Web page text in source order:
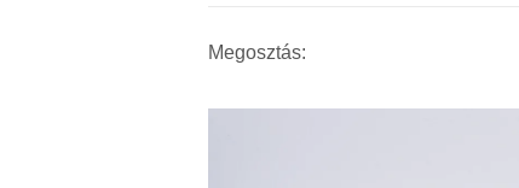
Megosztás: